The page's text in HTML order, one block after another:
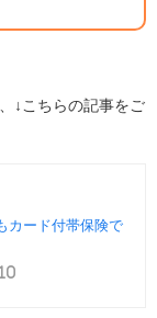
↓こちらの記事をご
カード付帯保険で